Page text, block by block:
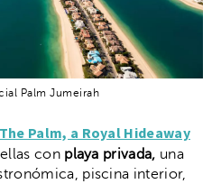
Palm Jumeirah
Palm, a Royal Hideaway
con playa privada, una
piscina interior,